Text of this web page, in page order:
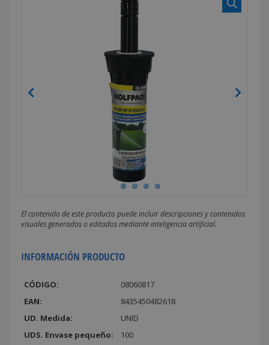
El contenido de este producto puede incluir descripciones y contenidos
visuales generados o editados mediante inteligencia artificial.
INFORMACIÓN PRODUCTO
CÓDIGO:
08060817
EAN:
8435450482618
UD. Medida:
UNID
UDS. Envase pequeño:
100